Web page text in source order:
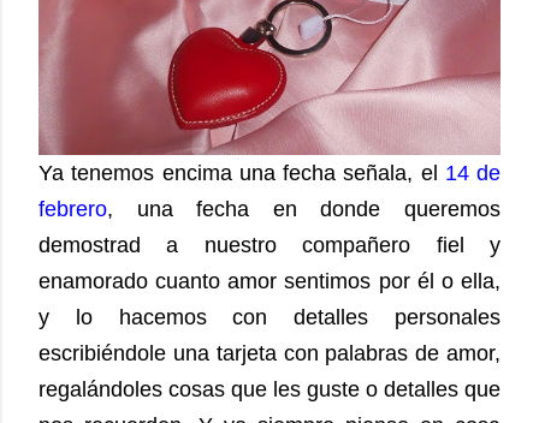
Ya tenemos encima una fecha señala, el 14 de
febrero, una fecha en donde queremos
demostrad a nuestro compañero fiel y
enamorado cuanto amor sentimos por él o ella,
y lo hacemos con detalles personales
escribiéndole una tarjeta con palabras de amor,
regalándoles cosas que les guste o detalles que